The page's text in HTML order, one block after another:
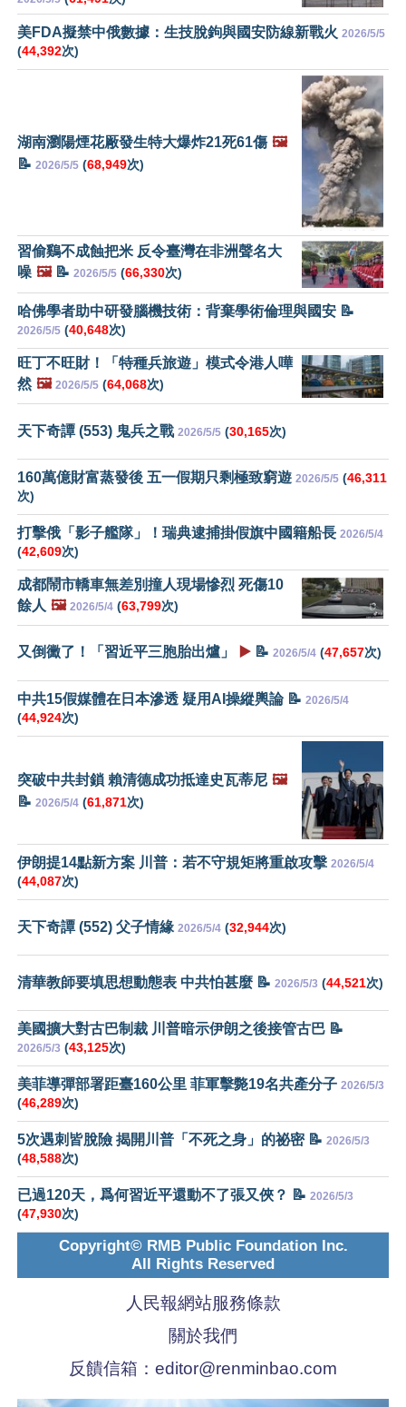
美FDA擬禁中俄數據：生技脫鉤與國安防線新戰火 2026/5/5
(44,392次)
湖南瀏陽煙花厰發生特大爆炸21死61傷 🖼️
📝 2026/5/5 (68,949次)
習偷鷄不成蝕把米 反令臺灣在非洲聲名大
噪 🖼️📝 2026/5/5 (66,330次)
哈佛學者助中研發腦機技術：背棄學術倫理與國安 📝
2026/5/5 (40,648次)
旺丁不旺財！「特種兵旅遊」模式令港人嘩
然 🖼️ 2026/5/5 (64,068次)
天下奇譚 (553) 鬼兵之戰 2026/5/5 (30,165次)
160萬億財富蒸發後 五一假期只剩極致窮遊 2026/5/5 (46,311
次)
打擊俄「影子艦隊」！瑞典逮捕掛假旗中國籍船長 2026/5/4
(42,609次)
成都鬧市轎車無差別撞人現場慘烈 死傷10
餘人 🖼️ 2026/5/4 (63,799次)
又倒黴了！「習近平三胞胎出爐」 ▶️ 📝 2026/5/4 (47,657次)
中共15假媒體在日本滲透 疑用AI操縱輿論 📝 2026/5/4
(44,924次)
突破中共封鎖 賴清德成功抵達史瓦蒂尼 🖼️
📝 2026/5/4 (61,871次)
伊朗提14點新方案 川普：若不守規矩將重啟攻擊 2026/5/4
(44,087次)
天下奇譚 (552) 父子情緣 2026/5/4 (32,944次)
清華教師要填思想動態表 中共怕甚麼 📝 2026/5/3 (44,521次)
美國擴大對古巴制裁 川普暗示伊朗之後接管古巴 📝
2026/5/3 (43,125次)
美菲導彈部署距臺160公里 菲軍擊斃19名共產分子 2026/5/3
(46,289次)
5次遇刺皆脫險 揭開川普「不死之身」的祕密 📝 2026/5/3
(48,588次)
已過120天，爲何習近平還動不了張又俠？ 📝 2026/5/3
(47,930次)
Copyright© RMB Public Foundation Inc.
All Rights Reserved
人民報網站服務條款
關於我們
反饋信箱： editor@renminbao.com